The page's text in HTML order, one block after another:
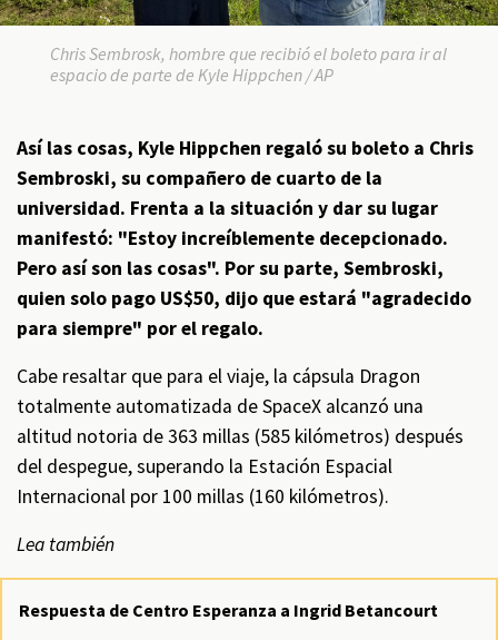
Chris Sembrosk, hombre que recibió el boleto para ir al
espacio de parte de Kyle Hippchen / AP
Así las cosas, Kyle Hippchen regaló su boleto a Chris
Sembroski, su compañero de cuarto de la
universidad. Frenta a la situación y dar su lugar
manifestó: "Estoy increíblemente decepcionado.
Pero así son las cosas". Por su parte, Sembroski,
quien solo pago US$50, dijo que estará "agradecido
para siempre" por el regalo.
Cabe resaltar que para el viaje, la cápsula Dragon
totalmente automatizada de SpaceX alcanzó una
altitud notoria de 363 millas (585 kilómetros) después
del despegue, superando la Estación Espacial
Internacional por 100 millas (160 kilómetros).
Lea también
Respuesta de Centro Esperanza a Ingrid Betancourt